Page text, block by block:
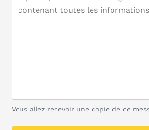
Vous allez recevoir une copie de ce